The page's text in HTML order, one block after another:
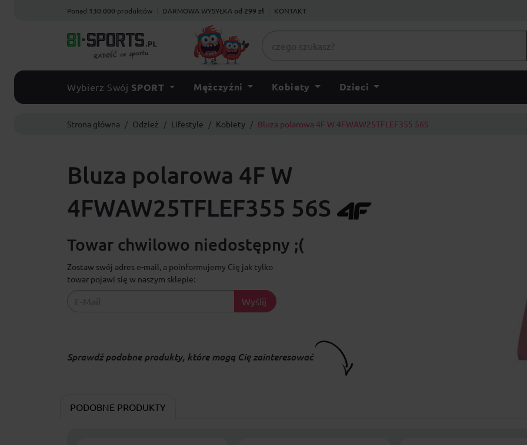
Ponad 130.000 produktów DARMOWA WYSYŁKA od 299 zł KONTAKT
Wybierz Swój SPORT Mężczyźni Kobiety Dzieci
Strona główna Odzież Lifestyle Kobiety Bluza polarowa 4F W 4FWAW25TFLEF355 56S
Bluza polarowa 4F W
4FWAW25TFLEF355 56S
Towar chwilowo niedostępny ;(
Zostaw swój adres e-mail, a poinformujemy Cię jak tylko
towar pojawi się w naszym sklepie:
Wyślij
Sprawdź podobne produkty, które mogą Cię zainteresować
PODOBNE PRODUKTY